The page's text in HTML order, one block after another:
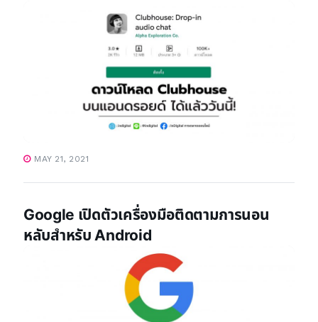
MAY 21, 2021
Google เปิดตัวเครื่องมือติดตามการนอน
หลับสำหรับ Android